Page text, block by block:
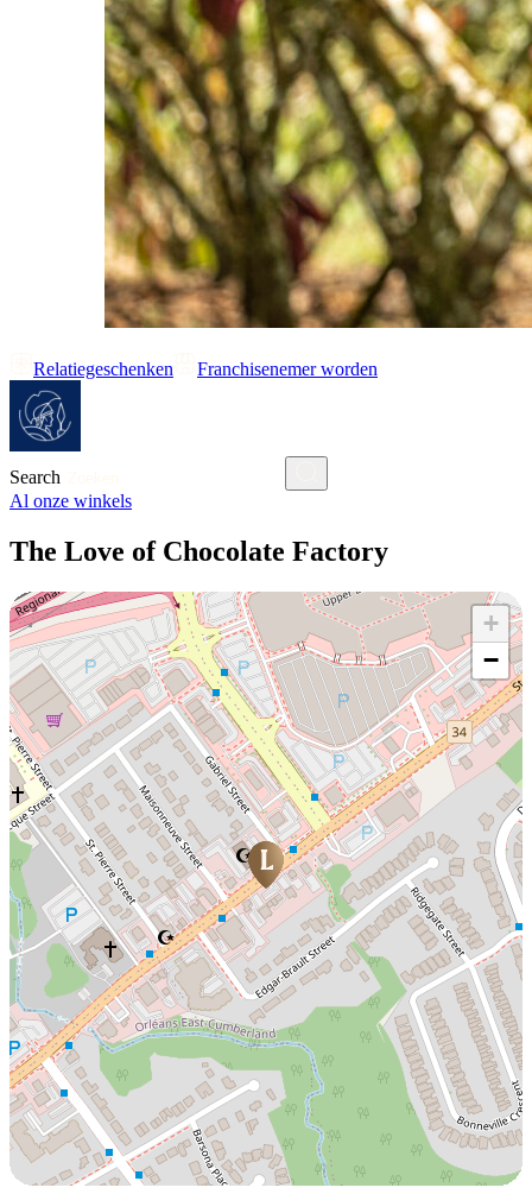
Relatiegeschenken Franchisenemer worden
Search
Al onze winkels
The Love of Chocolate Factory
+
−